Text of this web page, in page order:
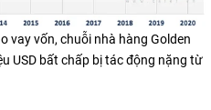
vay vốn, chuỗi nhà hàng Golden
USD bất chấp bị tác động nặng từ